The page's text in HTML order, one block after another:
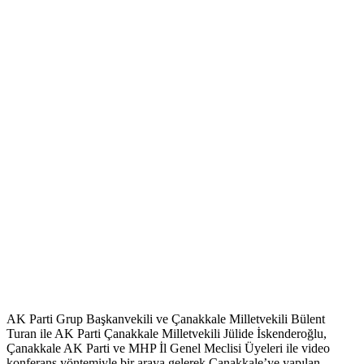
AK Parti Grup Başkanvekili ve Çanakkale Milletvekili Bülent
Turan ile AK Parti Çanakkale Milletvekili Jülide İskenderoğlu,
Çanakkale AK Parti ve MHP İl Genel Meclisi Üyeleri ile video